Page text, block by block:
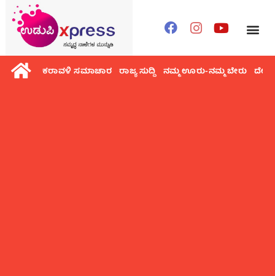
ಕರಾವಳಿ ಸಮಾಚಾರ ರಾಜ್ಯ ಸುದ್ದಿ ನಮ್ಮ ಊರು-ನಮ್ಮ ಬೇರು ದೇಶ